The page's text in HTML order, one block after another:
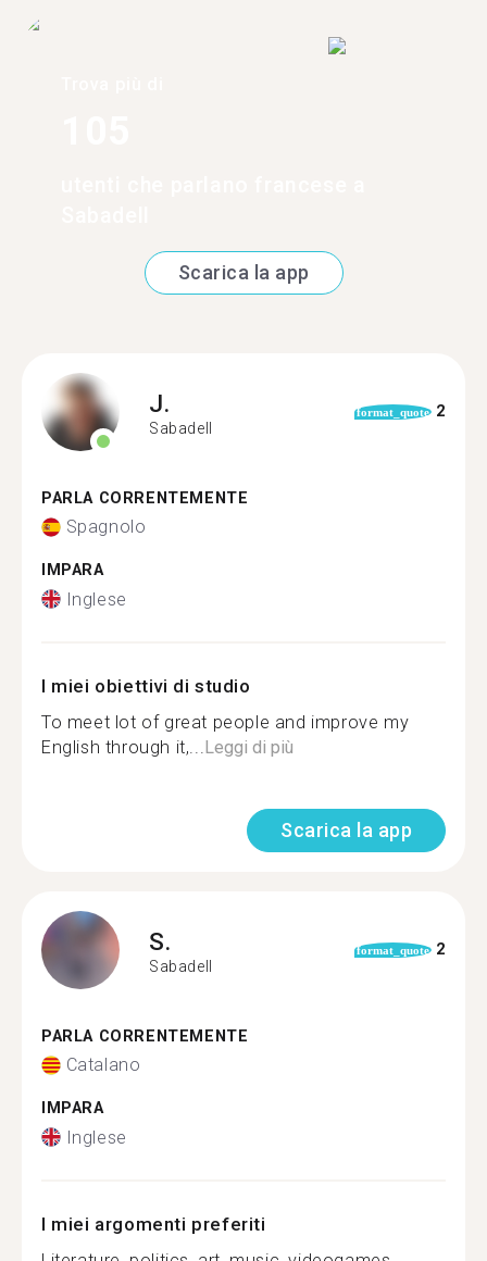
Scarica la app
J.
Sabadell
format_quote 2
PARLA CORRENTEMENTE
Spagnolo
IMPARA
Inglese
I miei obiettivi di studio
To meet lot of great people and improve my
English through it,... Leggi di più
Scarica la app
S.
Sabadell
format_quote 2
PARLA CORRENTEMENTE
Catalano
IMPARA
Inglese
I miei argomenti preferiti